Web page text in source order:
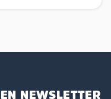
NEWSLETTER